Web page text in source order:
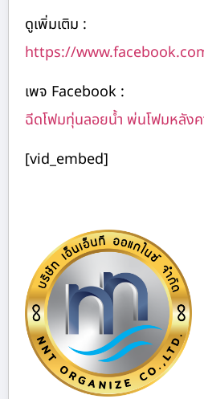
ดูเพิ่มเติม :
https://
เพจ Facebook :
ฉีดโฟมทุ่นลอยน้ำ พ่นโฟมหลัง
[vid_embed]